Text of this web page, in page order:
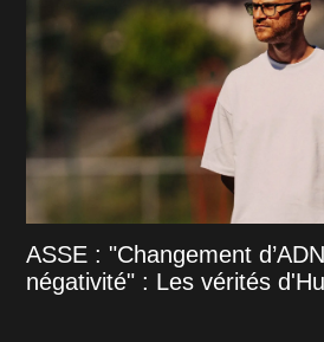
ASSE : "Changement
négativité" : Les vérités